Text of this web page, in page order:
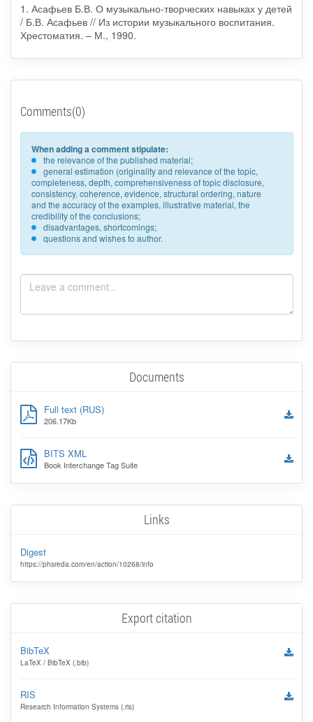
1. Асафьев Б.В. О музыкально-творческих навыках у детей
/ Б.В. Асафьев // Из истории музыкального воспитания.
Хрестоматия. – М., 1990.
Comments(0)
When adding a comment stipulate:
the relevance of the published material;
general estimation (originality and relevance of the topic,
completeness, depth, comprehensiveness of topic disclosure,
consistency, coherence, evidence, structural ordering, nature
and the accuracy of the examples, illustrative material, the
credibility of the conclusions;
disadvantages, shortcomings;
questions and wishes to author.
Documents
Full text (RUS)
206.17Kb
BITS XML
Book Interchange Tag Suite
Links
Digest
https://phsreda.com/en/action/10268/info
Export citation
BibTeX
LaTeX / BibTeX (.bib)
RIS
Research Information Systems (.ris)